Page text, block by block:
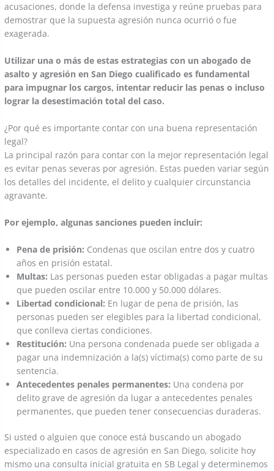
acusaciones, donde la defensa investiga y reúne pruebas para
demostrar que la supuesta agresión nunca ocurrió o fue
exagerada.
Utilizar una o más de estas estrategias con un abogado de
asalto y agresión en San Diego cualificado es fundamental
para impugnar los cargos, intentar reducir las penas o incluso
lograr la desestimación total del caso.
¿Por qué es importante contar con una buena representación
legal?
La principal razón para contar con la mejor representación legal
es evitar penas severas por agresión. Estas pueden variar según
los detalles del incidente, el delito y cualquier circunstancia
agravante.
Por ejemplo, algunas sanciones pueden incluir:
Pena de prisión: Condenas que oscilan entre dos y cuatro
años en prisión estatal.
Multas: Las personas pueden estar obligadas a pagar multas
que pueden oscilar entre 10.000 y 50.000 dólares.
Libertad condicional: En lugar de pena de prisión, las
personas pueden ser elegibles para la libertad condicional,
que conlleva ciertas condiciones.
Restitución: Una persona condenada puede ser obligada a
pagar una indemnización a la(s) víctima(s) como parte de su
sentencia.
Antecedentes penales permanentes: Una condena por
delito grave de agresión da lugar a antecedentes penales
permanentes, que pueden tener consecuencias duraderas.
Si usted o alguien que conoce está buscando un abogado
especializado en casos de agresión en San Diego, solicite hoy
mismo una consulta inicial gratuita en SB Legal y determinemos